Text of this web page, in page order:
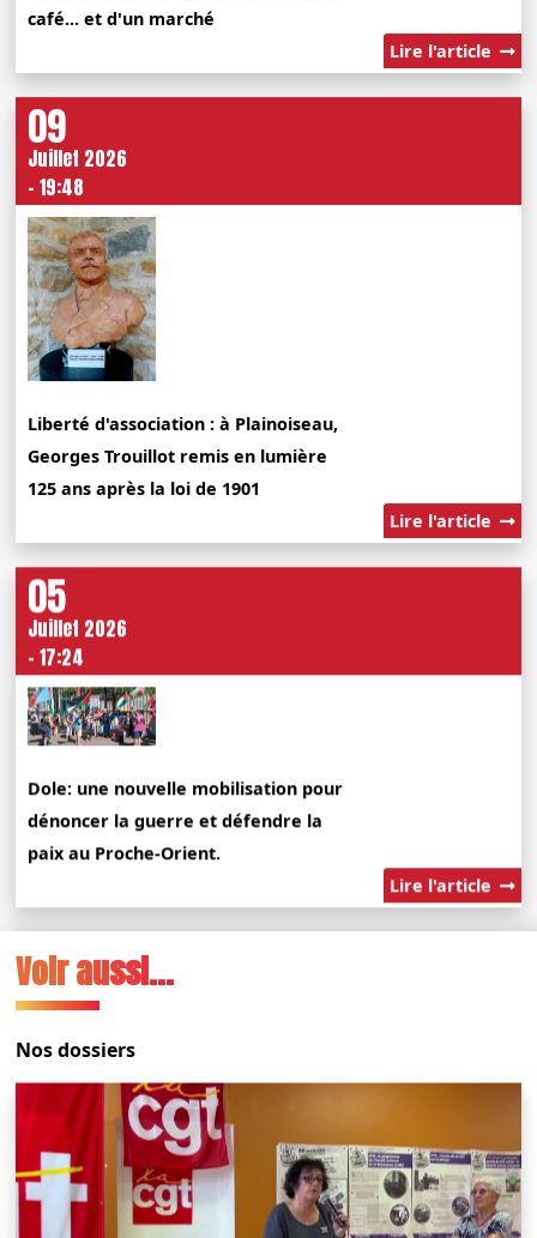
café... et d'un marché
Lire l'article
09
Juillet 2026
- 19:48
Liberté d'association : à Plainoiseau,
Georges Trouillot remis en lumière
125 ans après la loi de 1901
Lire l'article
05
Juillet 2026
- 17:24
Dole: une nouvelle mobilisation pour
dénoncer la guerre et défendre la
paix au Proche-Orient.
Lire l'article
Voir aussi...
Nos dossiers